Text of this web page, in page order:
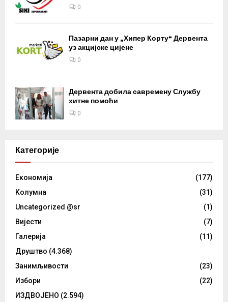
0
Пазарни дан у „Хипер Корту“ Дервента
уз акцијске цијене
0
Дервента добила савремену Службу
хитне помоћи
0
Категорије
Eкономија
(177)
Kолумнa
(31)
Uncategorized @sr
(1)
Вијести
(7)
Галерија
(11)
Друштво (4.368)
Занимљивости
(23)
Избори
(22)
ИЗДВОЈЕНО (2.594)